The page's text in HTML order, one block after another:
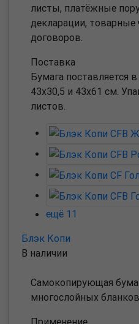
листы, платёжные
декларации,
договоров.
Поставка
Бумага поставляется
43х30,5 и 43х61 см.
листов.
Блэк Копи
В наличии
Самокопирующая
многослойных
Применение
ещё 11